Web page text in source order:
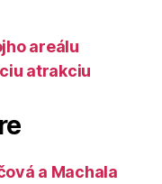
areálu
atrakciu
a Machala